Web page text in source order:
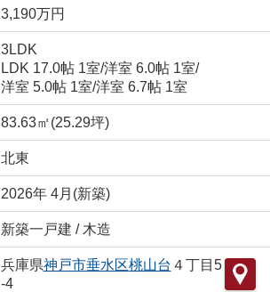
3,190万円
3LDK
LDK 17.0帖 1室/洋室 6.0帖 1室/
洋室 5.0帖 1室/洋室 6.7帖 1室
83.63㎡(25.29坪)
北東
2026年 4月(新築)
新築一戸建 / 木造
兵庫県神戸市垂水区桃山台 ４丁目5
-4